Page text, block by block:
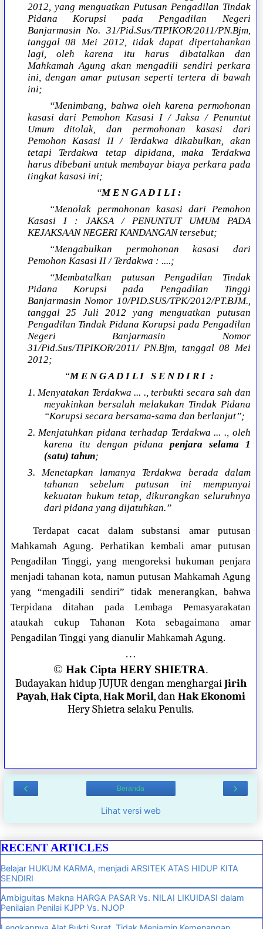
2012, yang menguatkan Putusan Pengadilan Tindak
Pidana Korupsi pada Pengadilan Negeri
Banjarmasin No. 31/Pid.Sus/TIPIKOR/2011/PN.Bjm,
tanggal 08 Mei 2012, tidak dapat dipertahankan
lagi, oleh karena itu harus dibatalkan dan
Mahkamah Agung akan mengadili sendiri perkara
ini, dengan amar putusan seperti tertera di bawah
ini;
“Menimbang, bahwa oleh karena permohonan
kasasi dari Pemohon Kasasi I / Jaksa / Penuntut
Umum ditolak, dan permohonan kasasi dari
Pemohon Kasasi II / Terdakwa dikabulkan, akan
tetapi Terdakwa tetap dipidana, maka Terdakwa
harus dibebani untuk membayar biaya perkara pada
tingkat kasasi ini;
“M E N G A D I L I :
“Menolak permohonan kasasi dari Pemohon
Kasasi I : JAKSA / PENUNTUT UMUM PADA
KEJAKSAAN NEGERI KANDANGAN tersebut;
“Mengabulkan permohonan kasasi dari
Pemohon Kasasi II / Terdakwa : ....;
“Membatalkan putusan Pengadilan Tindak
Pidana Korupsi pada Pengadilan Tinggi
Banjarmasin Nomor 10/PID.SUS/TPK/2012/PT.BJM.,
tanggal 25 Juli 2012 yang menguatkan putusan
Pengadilan Tindak Pidana Korupsi pada Pengadilan
Negeri Banjarmasin Nomor
31/Pid.Sus/TIPIKOR/2011/ PN.Bjm, tanggal 08 Mei
2012;
“M E N G A D I L I S E N D I R I :
1. Menyatakan Terdakwa ... ., terbukti secara sah dan
meyakinkan bersalah melakukan Tindak Pidana
“Korupsi secara bersama-sama dan berlanjut”;
2. Menjatuhkan pidana terhadap Terdakwa ... ., oleh
karena itu dengan pidanapenjara selama 1
(satu) tahun;
3. Menetapkan lamanya Terdakwa berada dalam
tahanan sebelum putusan ini mempunyai
kekuatan hukum tetap, dikurangkan seluruhnya
dari pidana yang dijatuhkan.”
Terdapat cacat dalam substansi amar putusan
Mahkamah Agung. Perhatikan kembali amar putusan
Pengadilan Tinggi, yang mengoreksi hukuman penjara
menjadi tahanan kota, namun putusan Mahkamah Agung
yang “mengadili sendiri” tidak menerangkan, bahwa
Terpidana ditahan pada Lembaga Pemasyarakatan
ataukah cukup Tahanan Kota sebagaimana amar
Pengadilan Tinggi yang dianulir Mahkamah Agung.
…
© Hak Cipta HERY SHIETRA.
Budayakan hidup JUJUR dengan menghargaiJirih
Payah,Hak Cipta,Hak Moril, danHak Ekonomi
Hery Shietra selaku Penulis.
‹ ›
Beranda
Lihat versi web
RECENT ARTICLES
Belajar HUKUM KARMA, menjadi ARSITEK ATAS HIDUP KITA
SENDIRI
Ambiguitas Makna HARGA PASAR Vs. NILAI LIKUIDASI dalam
Penilaian Penilai KJPP Vs. NJOP